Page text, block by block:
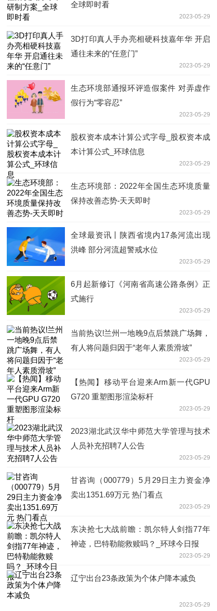
全球即时看
2023-05-29
3D打印真人手办亮相硬科技嘉年华 开启
通往未来的“任意门”
2023-05-29
生态环境部通报环评造假案件 对弄虚作
假行为“零容忍”
2023-05-29
股权资本成本计算公式字母_股权资本成
本计算公式_环球信息
2023-05-29
生态环境部：2022年全国生态环境质量
保持改善态势-天天即时
2023-05-29
全球最资讯丨陕西省境内17条河流出现
洪峰 部分河流超警戒水位
2023-05-29
6月起新修订《河南省高速公路条例》正
式施行
2023-05-29
当前热议!兰州一地晚9点后禁跳广场舞，
有人将问题归因于“老年人素质滑坡”
2023-05-29
【热闻】移动平台迎来Arm新一代GPU
G720 重塑图形渲染标杆
2023-05-29
2023湖北武汉华中师范大学管理与技术
人员补充招聘7人公告
2023-05-29
甘咨询（000779）5月29日主力资金净
卖出1351.69万元 热门看点
2023-05-29
东决抢七大战前瞻：凯尔特人剑指77年
神迹，巴特勒能救赎吗？_环球今日报
2023-05-29
辽宁出台23条政策为个体户降本减负
2023-05-29